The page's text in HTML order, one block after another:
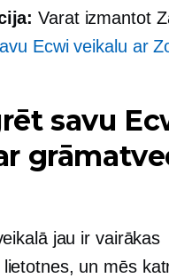
Varat izmantot
Ecwi veikalu ar
savu
jau ir vairākas
un mēs